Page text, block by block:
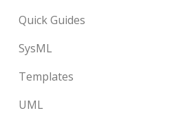
Quick Guides
SysML
Templates
UML